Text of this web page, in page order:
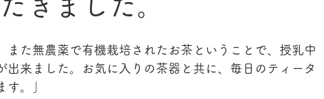
きました。
また無農薬で有機栽培されたお茶ということで、授乳中
出来ました。お気に入りの茶器と共に、毎日のティータ
す。」